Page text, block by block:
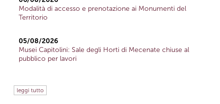
Modalità di accesso e prenotazione ai Monumenti del
Territorio
05/08/2026
Musei Capitolini: Sale degli Horti di Mecenate chiuse al
pubblico per lavori
leggi tutto